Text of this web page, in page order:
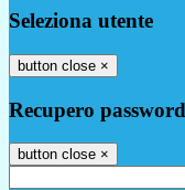
Seleziona utente
button close ×
Recupero password
button close ×